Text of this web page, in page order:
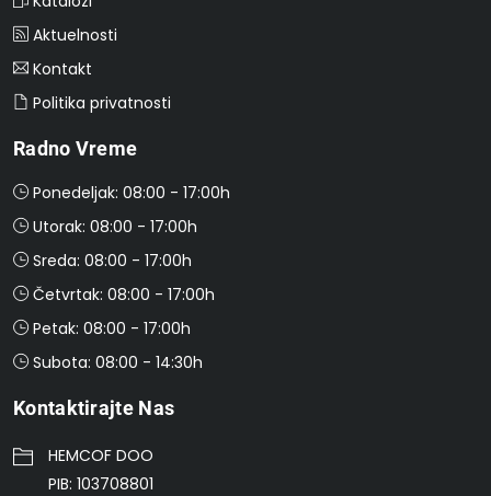
Aktuelnosti
Kontakt
Politika privatnosti
Radno Vreme
Ponedeljak: 08:00 - 17:00h
Utorak: 08:00 - 17:00h
Sreda: 08:00 - 17:00h
Četvrtak: 08:00 - 17:00h
Petak: 08:00 - 17:00h
Subota: 08:00 - 14:30h
Kontaktirajte Nas
HEMCOF DOO
PIB: 103708801